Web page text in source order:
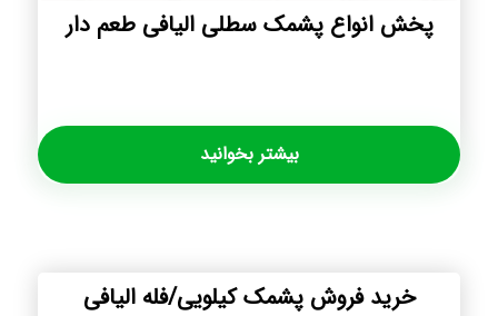
پخش انواع پشمک سطلی الیافی طعم دار
بیشتر بخوانید
خرید فروش پشمک کیلویی/فله الیافی